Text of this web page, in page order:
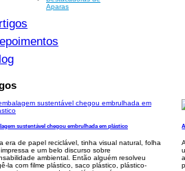
Aparas
sustentável chegou embrulhada em plástico
era de papel reciclável, tinha visual natural, folha
e um belo discurso sobre
ambiental. Então alguém resolveu
la com filme plástico, saco plástico, plástico-